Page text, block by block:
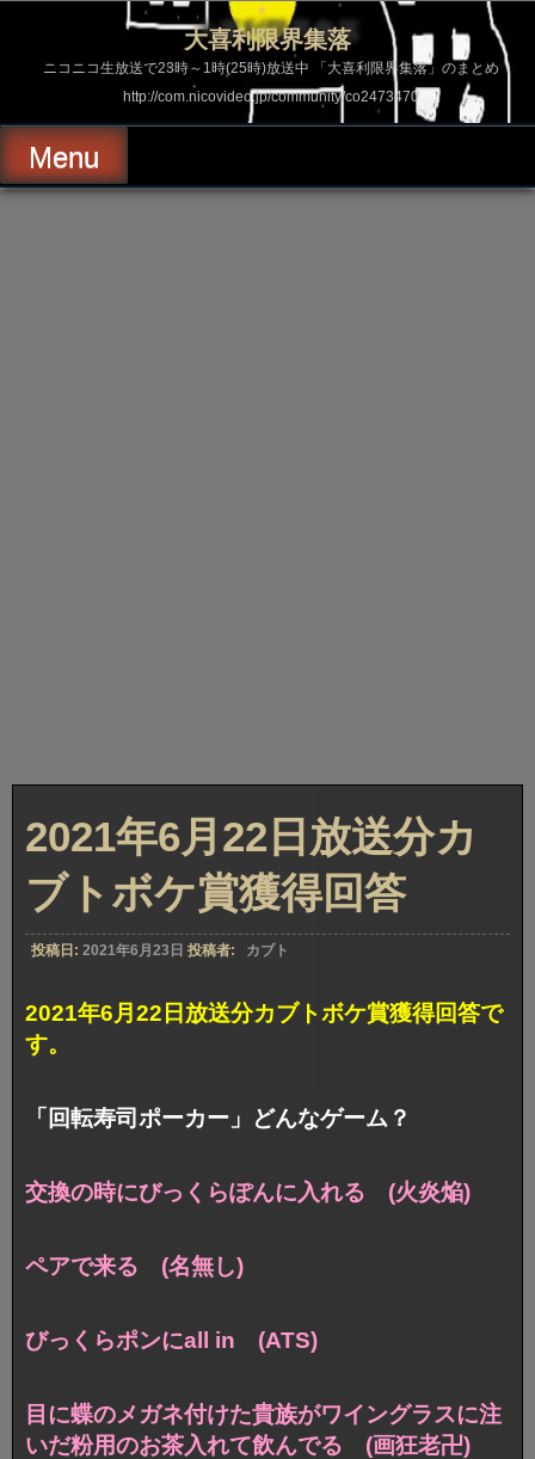
ス
ッ
プ
大喜利限界集落
ニコニコ生放送で23時～1時(25時)放送中 「大喜利限界集落」のまとめ
http://com.nicovideo.jp/community/co2473470
Menu
2021年6月22日放送分カ
ブトボケ賞獲得回答
投稿日: 2021年6月23日 投稿者: カブト
2021年6月22日放送分カブトボケ賞獲得回答で
す。
「回転寿司ポーカー」どんなゲーム？
交換の時にびっくらぽんに入れる (火炎焔)
ペアで来る (名無し)
びっくらポンにall in (ATS)
目に蝶のメガネ付けた貴族がワイングラスに注
いだ粉用のお茶入れて飲んでる (画狂老卍)